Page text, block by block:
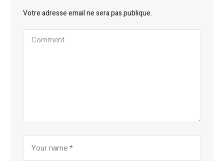
Votre adresse email ne sera pas publique.